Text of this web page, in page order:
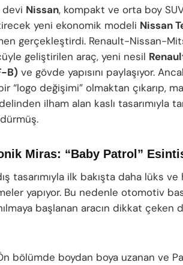
Nissan, kompakt ve orta boy
yeni ekonomik modeli Nissan
gerçekleştirdi. Renault-Nissan-
geliştirilen araç, yeni nesil
B) ve gövde yapısını paylaşıyor.
“logo değişimi” olmaktan çıkarıp,
ilham alan kaslı tasarımıyla
Miras: “Baby Patrol”
tasarımıyla ilk bakışta daha lüks
yapıyor. Bu nedenle otomotiv
başlanan aracın dikkat çeken
bölümde boydan boya uzanan ve